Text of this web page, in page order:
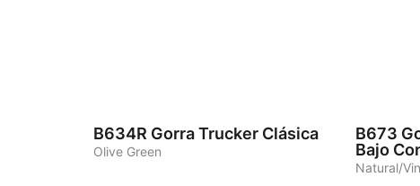
B634R Gorra Trucker Clásica
Olive Green
B673
Bajo
Natural/